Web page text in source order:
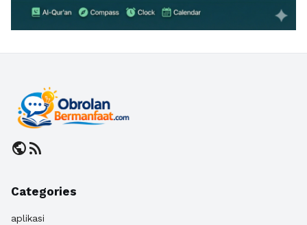
publicrss_feed
Categories
aplikasi